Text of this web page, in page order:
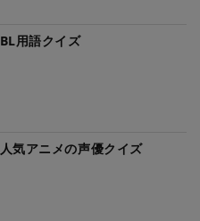
BL用語クイズ
人気アニメの声優クイズ